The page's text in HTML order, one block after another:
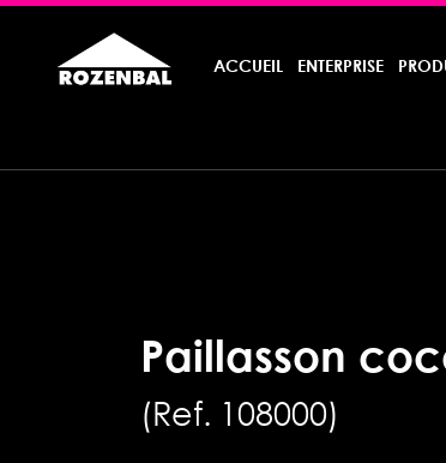
ACCUEIL ENTERPRISE
Paillasson
Ref. 108000